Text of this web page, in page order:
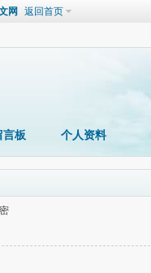
网 返回首页
言板 个人资料